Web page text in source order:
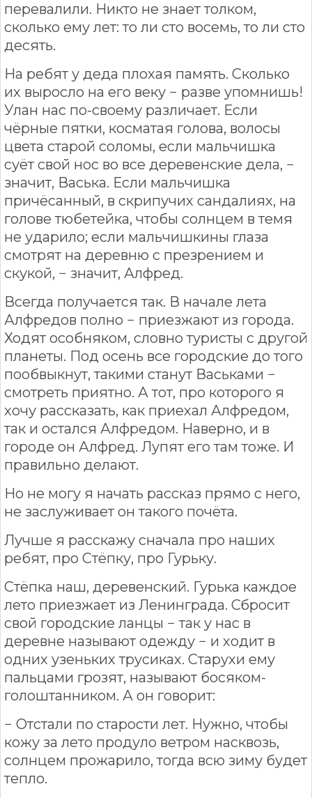
перевалили. Никто не знает толком,
сколько ему лет: то ли сто восемь, то ли сто
десять.
На ребят у деда плохая память. Сколько
их выросло на его веку − разве упомнишь!
Улан нас по-своему различает. Если
чёрные пятки, косматая голова, волосы
цвета старой соломы, если мальчишка
суёт свой нос во все деревенские дела, −
значит, Васька. Если мальчишка
причёсанный, в скрипучих сандалиях, на
голове тюбетейка, чтобы солнцем в темя
не ударило; если мальчишкины глаза
смотрят на деревню с презрением и
скукой, − значит, Алфред.
Всегда получается так. В начале лета
Алфредов полно − приезжают из города.
Ходят особняком, словно туристы с другой
планеты. Под осень все городские до того
пообвыкнут, такими станут Васьками −
смотреть приятно. А тот, про которого я
хочу рассказать, как приехал Алфредом,
так и остался Алфредом. Наверно, и в
городе он Алфред. Лупят его там тоже. И
правильно делают.
Но не могу я начать рассказ прямо с него,
не заслуживает он такого почёта.
Лучше я расскажу сначала про наших
ребят, про Стёпку, про Гурьку.
Стёпка наш, деревенский. Гурька каждое
лето приезжает из Ленинграда. Сбросит
свой городские ланцы − так у нас в
деревне называют одежду − и ходит в
одних узеньких трусиках. Старухи ему
пальцами грозят, называют босяком-
голоштанником. А он говорит:
− Отстали по старости лет. Нужно, чтобы
кожу за лето продуло ветром насквозь,
солнцем прожарило, тогда всю зиму будет
тепло.